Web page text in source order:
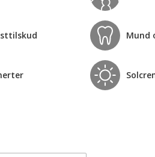
Mund